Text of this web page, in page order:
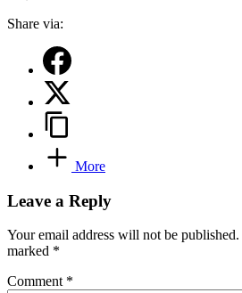
Share via:
More
Leave a Reply
Your email address will not be published.
marked *
Comment *